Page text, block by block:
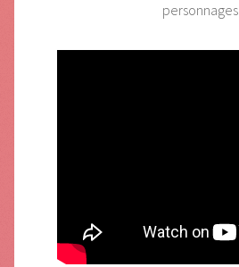
personnages